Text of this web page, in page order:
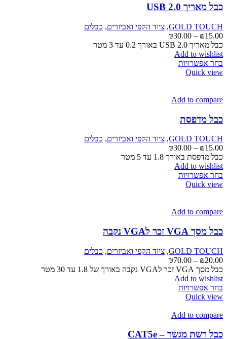
לבחור
את
האפשרויות
בעמוד
המוצר
כבל מאריך USB 2.0
GOLD TOUCH
, ציוד הקפי ואביזרים, כבלים
₪15.00
–
₪30.00
מחירים:
כבל מאריך USB 2.0 באורך 0.2 עד 3 מטר
Add to wishlist
בחר אפשרויות
סוגים.
האפשרויות
בעמוד
המוצר
Quick view
Add to compare
כבל מדפסת
GOLD TOUCH
, ציוד הקפי ואביזרים, כבלים
₪15.00
–
₪30.00
מחירים:כבל מדפסת באורך 1.8 עד 5 מטר
Add to wishlist
בחר אפשרויות
סוגים.
לבחור
את
האפשרויות
בעמוד
המוצר
Quick view
Add to compare
כבל מסך VGA זכר לVGA נקבה
GOLD TOUCH
, ציוד הקפי ואביזרים, כבלים
₪20.00
–
₪70.00
מחירים:
כבל מסך VGA זכר לVGA נקבה באורך של 1.8 עד 30 מטר
Add to wishlist
בחר אפשרויות
מספר
ניתן
Quick view
Add to compare
כבל רשת מגשר – CAT5e